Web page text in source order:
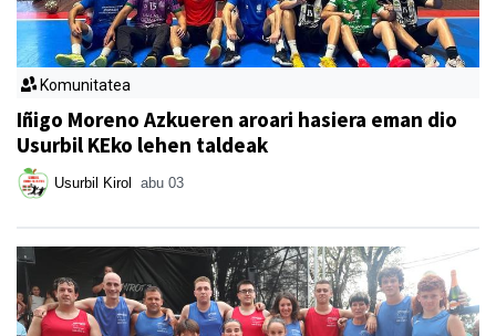
Komunitatea
Iñigo Moreno Azkueren aroari hasiera eman dio
Usurbil KEko lehen taldeak
Usurbil Kirol abu 03